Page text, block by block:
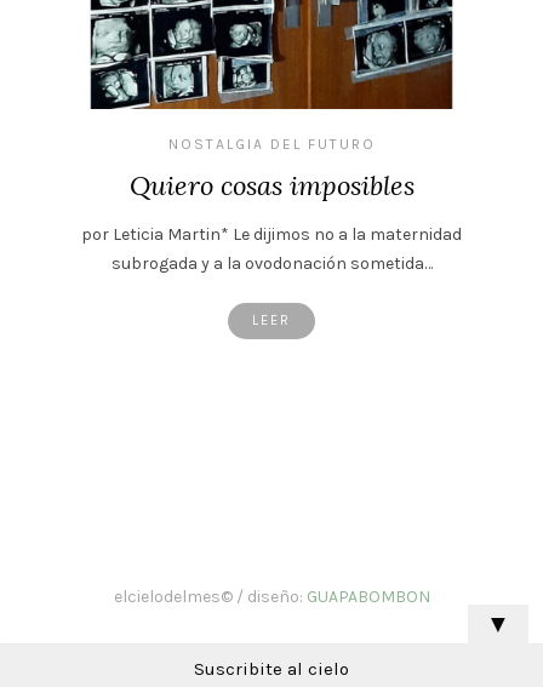
NOSTALGIA DEL FUTURO
Quiero cosas imposibles
por Leticia Martin* Le dijimos no a la maternidad
subrogada y a la ovodonación sometida…
LEER
elcielodelmes© / diseño: GUAPABOMBON
▼
Suscribite al cielo